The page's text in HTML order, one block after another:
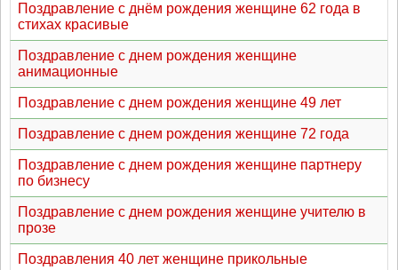
Поздравление с днём рождения женщине 62 года в
стихах красивые
Поздравление с днем рождения женщине
анимационные
Поздравление с днем рождения женщине 49 лет
Поздравление с днем рождения женщине 72 года
Поздравление с днем рождения женщине партнеру
по бизнесу
Поздравление с днем рождения женщине учителю в
прозе
Поздравления 40 лет женщине прикольные